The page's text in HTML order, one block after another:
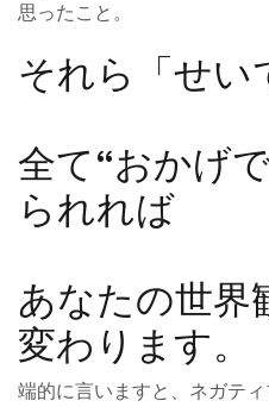
思ったこと。
それら「せい
全て“おかげ
られれば
あなたの世界
変わります。
端的に言いますと、ネガテ